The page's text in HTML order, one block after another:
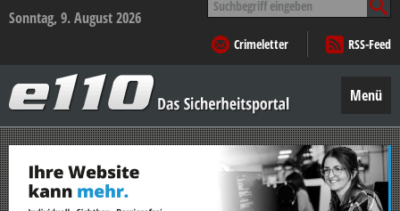
Sonntag, 9. August 2026
nach:
Crimeletter
RSS-Feed
–
Das
Sicherheitsportal
Menü
Zum
Inhalt
springen